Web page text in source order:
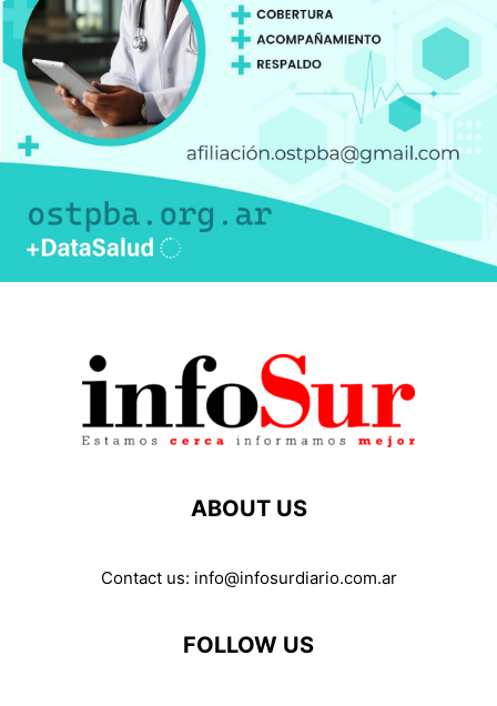
ABOUT US
Contact us: info@infosurdiario.com.ar
FOLLOW US